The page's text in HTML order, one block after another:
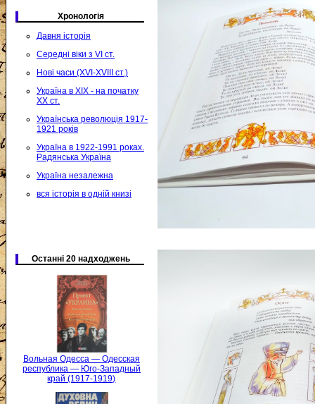
Хронологія
Давня історія
Середні віки з VI ст.
Нові часи (XVI-XVIII ст.)
Україна в XIX - на початку
XX ст.
Українська революція 1917-
1921 років
Україна в 1922-1991 роках.
Радянська Україна
Україна незалежна
вся історія в одній книзі
Останні 20 надходжень
Вольная Одесса — Одесская
республика — Юго-Западный
край (1917-1919)